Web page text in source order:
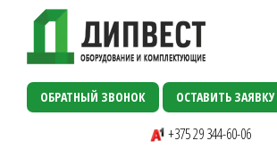
ОБРАТНЫЙ ЗВОНОК ОСТАВИТЬ ЗАЯВКУ
+375 29 344-60-06